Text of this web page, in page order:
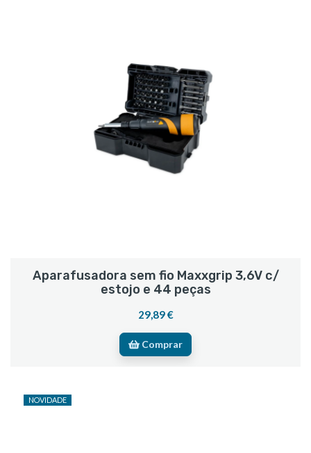
Aparafusadora sem fio Maxxgrip 3,6V c/
estojo e 44 peças
29,89 €
Comprar
NOVIDADE